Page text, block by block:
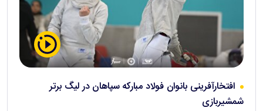
افتخارآفرینی بانوان فولاد مبارکه سپاهان در لیگ برتر
شمشیربازی